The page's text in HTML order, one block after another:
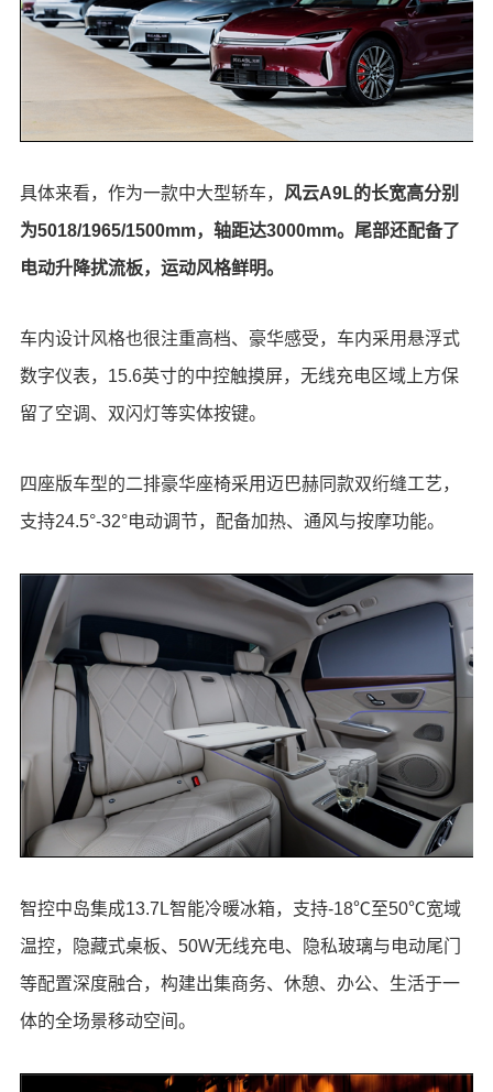
具体来看，作为一款中大型轿车， 风云A9L的长宽高分别
为5018/1965/1500mm，轴距达3000mm。尾部还配备了
电动升降扰流板，运动风格鲜明。
车内设计风格也很注重高档、豪华感受，车内采用悬浮式
数字仪表，15.6英寸的中控触摸屏，无线充电区域上方保
留了空调、双闪灯等实体按键。
四座版车型的二排豪华座椅采用迈巴赫同款双绗缝工艺，
支持24.5°-32°电动调节，配备加热、通风与按摩功能。
智控中岛集成13.7L智能冷暖冰箱，支持-18℃至50℃宽域
温控，隐藏式桌板、50W无线充电、隐私玻璃与电动尾门
等配置深度融合，构建出集商务、休憩、办公、生活于一
体的全场景移动空间。